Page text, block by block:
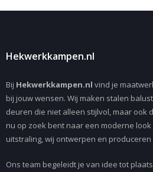
Hekwerkkampen.nl
Bij Hekwerkkampen.nl vind je
bij jouw wensen. Wij maken stalen
deuren die niet alleen stijlvol, maar ook
nu op zoek bent naar een moderne
uitstraling, wij ontwerpen en
Ons team begeleidt je van idee tot